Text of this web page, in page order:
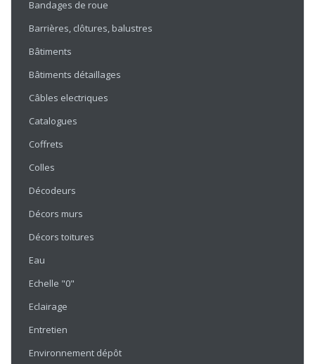
Bandages de roue
Barrières, clôtures, balustres
Bâtiments
Bâtiments détaillages
Câbles electriques
Catalogues
Coffrets
Colles
Décodeurs
Décors murs
Décors toitures
Eau
Echelle "0"
Eclairage
Entretien
Environnement dépôt